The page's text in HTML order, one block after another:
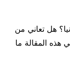
هل تعاني من
المقالة ما